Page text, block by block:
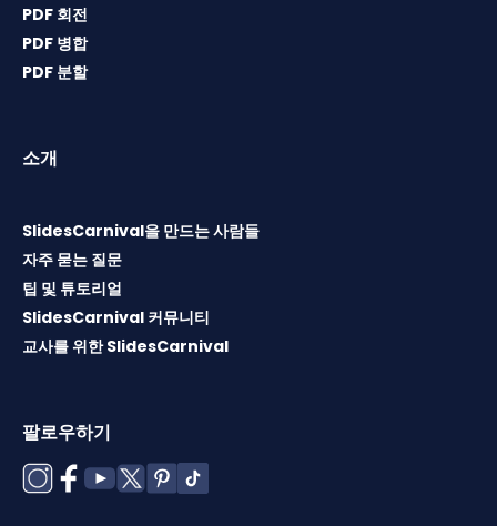
PDF 회전
PDF 병합
PDF 분할
소개
SlidesCarnival을 만드는 사람들
자주 묻는 질문
팁 및 튜토리얼
SlidesCarnival 커뮤니티
교사를 위한 SlidesCarnival
팔로우하기